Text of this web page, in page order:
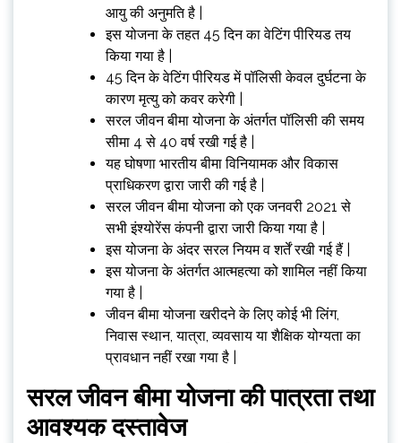
आयु की अनुमति है |
इस योजना के तहत 45 दिन का वेटिंग पीरियड तय
किया गया है |
45 दिन के वेटिंग पीरियड में पॉलिसी केवल दुर्घटना के
कारण मृत्यु को कवर करेगी |
सरल जीवन बीमा योजना के अंतर्गत पॉलिसी की समय
सीमा 4 से 40 वर्ष रखी गई है |
यह घोषणा भारतीय बीमा विनियामक और विकास
प्राधिकरण द्वारा जारी की गई है |
सरल जीवन बीमा योजना को एक जनवरी 2021 से
सभी इंश्योरेंस कंपनी द्वारा जारी किया गया है |
इस योजना के अंदर सरल नियम व शर्तें रखी गई हैं |
इस योजना के अंतर्गत आत्महत्या को शामिल नहीं किया
गया है |
जीवन बीमा योजना खरीदने के लिए कोई भी लिंग,
निवास स्थान, यात्रा, व्यवसाय या शैक्षिक योग्यता का
प्रावधान नहीं रखा गया है |
सरल जीवन बीमा योजना की पात्रता तथा
आवश्यक दस्तावेज